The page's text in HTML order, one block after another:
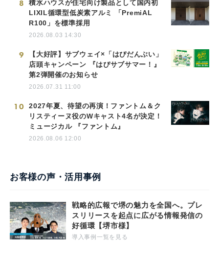
8
積水ハウスが住宅向け製品として国内初
LIXIL循環型低炭素アルミ 「PremiAL
R100」を標準採用
2026.08.03 14:30
9
【大好評】サブウェイ×「はぴだんぶい」
店頭キャンペーン 『はぴサブサマー！』
第2弾開催のお知らせ
2026.07.31 11:00
10
2027年夏、待望の再演！ファントム＆ク
リスティーヌ役のWキャスト4名が決定！
ミュージカル 『ファントム』
2026.08.06 12:00
お客様の声・活用事例
戦略的広報で堺の魅力を全国へ。プレ
スリリースを起点に広がる情報発信の
好循環【堺市様】
導入事例一覧を見る